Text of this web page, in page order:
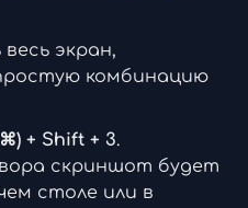
экран,
комбинацию
+ Shift + 3.
скриншот будет
столе или в